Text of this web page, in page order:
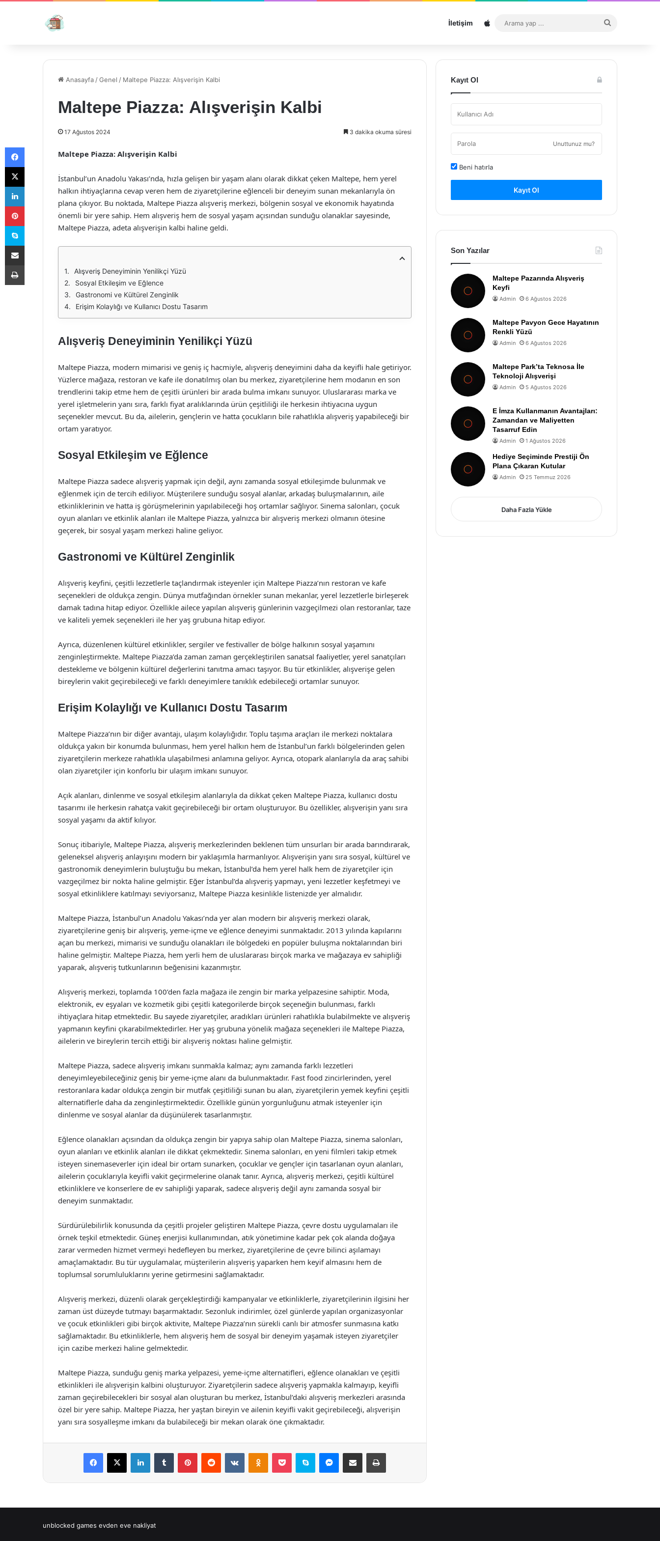
İletişim Sitemap
...
Anasayfa /Genel / Maltepe Piazza: Alışverişin Kalbi
Maltepe Piazza: Alışverişin Kalbi
17 Ağustos 2024 3 dakika okuma süresi
Maltepe Piazza: Alışverişin Kalbi
İstanbul’un Anadolu Yakası’nda, hızla gelişen bir yaşam alanı olarak dikkat çeken Maltepe, hem yerel
halkın ihtiyaçlarına cevap veren hem de ziyaretçilerine eğlenceli bir deneyim sunan mekanlarıyla ön
plana çıkıyor. Bu noktada, Maltepe Piazza alışveriş merkezi, bölgenin sosyal ve ekonomik hayatında
önemli bir yere sahip. Hem alışveriş hem de sosyal yaşam açısından sunduğu olanaklar sayesinde,
Maltepe Piazza, adeta alışverişin kalbi haline geldi.
Alışveriş Deneyiminin Yenilikçi Yüzü
Sosyal Etkileşim ve Eğlence
Gastronomi ve Kültürel Zenginlik
Erişim Kolaylığı ve Kullanıcı Dostu Tasarım
Alışveriş Deneyiminin Yenilikçi Yüzü
Maltepe Piazza, modern mimarisi ve geniş iç hacmiyle, alışveriş deneyimini daha da keyifli hale getiriyor.
Yüzlerce mağaza, restoran ve kafe ile donatılmış olan bu merkez, ziyaretçilerine hem modanın en son
trendlerini takip etme hem de çeşitli ürünleri bir arada bulma imkanı sunuyor. Uluslararası marka ve
yerel işletmelerin yanı sıra, farklı fiyat aralıklarında ürün çeşitliliği ile herkesin ihtiyacına uygun
seçenekler mevcut. Bu da, ailelerin, gençlerin ve hatta çocukların bile rahatlıkla alışveriş yapabileceği bir
ortam yaratıyor.
Sosyal Etkileşim ve Eğlence
Maltepe Piazza sadece alışveriş yapmak için değil, aynı zamanda sosyal etkileşimde bulunmak ve
eğlenmek için de tercih ediliyor. Müşterilere sunduğu sosyal alanlar, arkadaş buluşmalarının, aile
etkinliklerinin ve hatta iş görüşmelerinin yapılabileceği hoş ortamlar sağlıyor. Sinema salonları, çocuk
oyun alanları ve etkinlik alanları ile Maltepe Piazza, yalnızca bir alışveriş merkezi olmanın ötesine
geçerek, bir sosyal yaşam merkezi haline geliyor.
Gastronomi ve Kültürel Zenginlik
Alışveriş keyfini, çeşitli lezzetlerle taçlandırmak isteyenler için Maltepe Piazza’nın restoran ve kafe
seçenekleri de oldukça zengin. Dünya mutfağından örnekler sunan mekanlar, yerel lezzetlerle birleşerek
damak tadına hitap ediyor. Özellikle ailece yapılan alışveriş günlerinin vazgeçilmezi olan restoranlar, taze
ve kaliteli yemek seçenekleri ile her yaş grubuna hitap ediyor.
Ayrıca, düzenlenen kültürel etkinlikler, sergiler ve festivaller de bölge halkının sosyal yaşamını
zenginleştirmekte. Maltepe Piazza’da zaman zaman gerçekleştirilen sanatsal faaliyetler, yerel sanatçıları
destekleme ve bölgenin kültürel değerlerini tanıtma amacı taşıyor. Bu tür etkinlikler, alışverişe gelen
bireylerin vakit geçirebileceği ve farklı deneyimlere tanıklık edebileceği ortamlar sunuyor.
Erişim Kolaylığı ve Kullanıcı Dostu Tasarım
Maltepe Piazza’nın bir diğer avantajı, ulaşım kolaylığıdır. Toplu taşıma araçları ile merkezi noktalara
oldukça yakın bir konumda bulunması, hem yerel halkın hem de İstanbul’un farklı bölgelerinden gelen
ziyaretçilerin merkeze rahatlıkla ulaşabilmesi anlamına geliyor. Ayrıca, otopark alanlarıyla da araç sahibi
olan ziyaretçiler için konforlu bir ulaşım imkanı sunuyor.
Açık alanları, dinlenme ve sosyal etkileşim alanlarıyla da dikkat çeken Maltepe Piazza, kullanıcı dostu
tasarımı ile herkesin rahatça vakit geçirebileceği bir ortam oluşturuyor. Bu özellikler, alışverişin yanı sıra
sosyal yaşamı da aktif kılıyor.
Sonuç itibariyle, Maltepe Piazza, alışveriş merkezlerinden beklenen tüm unsurları bir arada barındırarak,
geleneksel alışveriş anlayışını modern bir yaklaşımla harmanlıyor. Alışverişin yanı sıra sosyal, kültürel ve
gastronomik deneyimlerin buluştuğu bu mekan, İstanbul’da hem yerel halk hem de ziyaretçiler için
vazgeçilmez bir nokta haline gelmiştir. Eğer İstanbul’da alışveriş yapmayı, yeni lezzetler keşfetmeyi ve
sosyal etkinliklere katılmayı seviyorsanız, Maltepe Piazza kesinlikle listenizde yer almalıdır.
Maltepe Piazza, İstanbul’un Anadolu Yakası’nda yer alan modern bir alışveriş merkezi olarak,
ziyaretçilerine geniş bir alışveriş, yeme-içme ve eğlence deneyimi sunmaktadır. 2013 yılında kapılarını
açan bu merkezi, mimarisi ve sunduğu olanakları ile bölgedeki en popüler buluşma noktalarından biri
haline gelmiştir. Maltepe Piazza, hem yerli hem de uluslararası birçok marka ve mağazaya ev sahipliği
yaparak, alışveriş tutkunlarının beğenisini kazanmıştır.
Alışveriş merkezi, toplamda 100’den fazla mağaza ile zengin bir marka yelpazesine sahiptir. Moda,
elektronik, ev eşyaları ve kozmetik gibi çeşitli kategorilerde birçok seçeneğin bulunması, farklı
ihtiyaçlara hitap etmektedir. Bu sayede ziyaretçiler, aradıkları ürünleri rahatlıkla bulabilmekte ve alışveriş
yapmanın keyfini çıkarabilmektedirler. Her yaş grubuna yönelik mağaza seçenekleri ile Maltepe Piazza,
ailelerin ve bireylerin tercih ettiği bir alışveriş noktası haline gelmiştir.
Maltepe Piazza, sadece alışveriş imkanı sunmakla kalmaz; aynı zamanda farklı lezzetleri
deneyimleyebileceğiniz geniş bir yeme-içme alanı da bulunmaktadır. Fast food zincirlerinden, yerel
restoranlara kadar oldukça zengin bir mutfak çeşitliliği sunan bu alan, ziyaretçilerin yemek keyfini çeşitli
alternatiflerle daha da zenginleştirmektedir. Özellikle günün yorgunluğunu atmak isteyenler için
dinlenme ve sosyal alanlar da düşünülerek tasarlanmıştır.
Eğlence olanakları açısından da oldukça zengin bir yapıya sahip olan Maltepe Piazza, sinema salonları,
oyun alanları ve etkinlik alanları ile dikkat çekmektedir. Sinema salonları, en yeni filmleri takip etmek
isteyen sinemaseverler için ideal bir ortam sunarken, çocuklar ve gençler için tasarlanan oyun alanları,
ailelerin çocuklarıyla keyifli vakit geçirmelerine olanak tanır. Ayrıca, alışveriş merkezi, çeşitli kültürel
etkinliklere ve konserlere de ev sahipliği yaparak, sadece alışveriş değil aynı zamanda sosyal bir
deneyim sunmaktadır.
Sürdürülebilirlik konusunda da çeşitli projeler geliştiren Maltepe Piazza, çevre dostu uygulamaları ile
örnek teşkil etmektedir. Güneş enerjisi kullanımından, atık yönetimine kadar pek çok alanda doğaya
zarar vermeden hizmet vermeyi hedefleyen bu merkez, ziyaretçilerine de çevre bilinci aşılamayı
amaçlamaktadır. Bu tür uygulamalar, müşterilerin alışveriş yaparken hem keyif almasını hem de
toplumsal sorumluluklarını yerine getirmesini sağlamaktadır.
Alışveriş merkezi, düzenli olarak gerçekleştirdiği kampanyalar ve etkinliklerle, ziyaretçilerinin ilgisini her
zaman üst düzeyde tutmayı başarmaktadır. Sezonluk indirimler, özel günlerde yapılan organizasyonlar
ve çocuk etkinlikleri gibi birçok aktivite, Maltepe Piazza’nın sürekli canlı bir atmosfer sunmasına katkı
sağlamaktadır. Bu etkinliklerle, hem alışveriş hem de sosyal bir deneyim yaşamak isteyen ziyaretçiler
için cazibe merkezi haline gelmektedir.
Maltepe Piazza, sunduğu geniş marka yelpazesi, yeme-içme alternatifleri, eğlence olanakları ve çeşitli
etkinlikleri ile alışverişin kalbini oluşturuyor. Ziyaretçilerin sadece alışveriş yapmakla kalmayıp, keyifli
zaman geçirebilecekleri bir sosyal alan oluşturan bu merkez, İstanbul’daki alışveriş merkezleri arasında
özel bir yere sahip. Maltepe Piazza, her yaştan bireyin ve ailenin keyifli vakit geçirebileceği, alışverişin
yanı sıra sosyalleşme imkanı da bulabileceği bir mekan olarak öne çıkmaktadır.
Facebook
X LinkedInTumblr PinterestReddit VKontakteOdnoklassniki
Pocket Skype Messenger
E-Posta ile paylaş Yazdır
Kayıt Ol
Unuttunuz mu?
Beni hatırla
Kayıt Ol
Son Yazılar
Maltepe Pazarında Alışveriş
Keyfi
Admin 6 Ağustos 2026
Maltepe Pavyon Gece Hayatının
Renkli Yüzü
Admin 6 Ağustos 2026
Maltepe Park’ta Teknosa İle
Teknoloji Alışverişi
Admin 5 Ağustos 2026
E İmza Kullanmanın Avantajları:
Zamandan ve Maliyetten
Tasarruf Edin
Admin 1 Ağustos 2026
Hediye Seçiminde Prestiji Ön
Plana Çıkaran Kutular
Admin 25 Temmuz 2026
Daha Fazla Yükle
unblocked games evden eve nakliyat
Facebook
X
LinkedIn
Pinterest
Skype
E-Posta ile paylaş